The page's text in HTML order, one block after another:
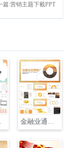
篇:营销主题下載PPT
金融业通用模板PPT